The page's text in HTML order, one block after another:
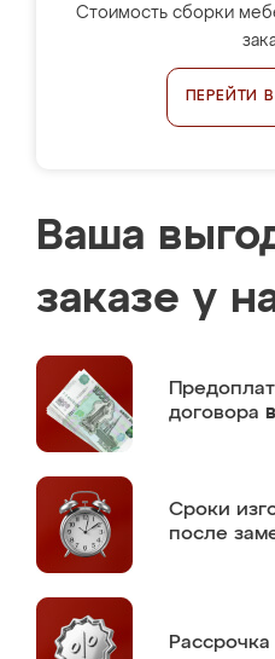
Стоимость сборки
ПЕРЕЙТИ
Ваша
заказе у
договора
Сроки
после
Рассрочка